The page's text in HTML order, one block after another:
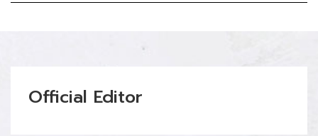
Official Editor